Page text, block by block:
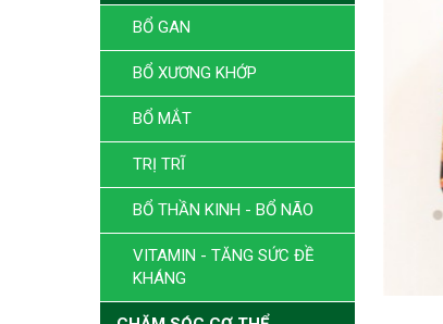
BỔ GAN
BỔ XƯƠNG KHỚP
BỔ MẮT
TRỊ TRĨ
BỔ THẦN KINH - BỔ NÃO
VITAMIN - TĂNG SỨC ĐỀ
KHÁNG